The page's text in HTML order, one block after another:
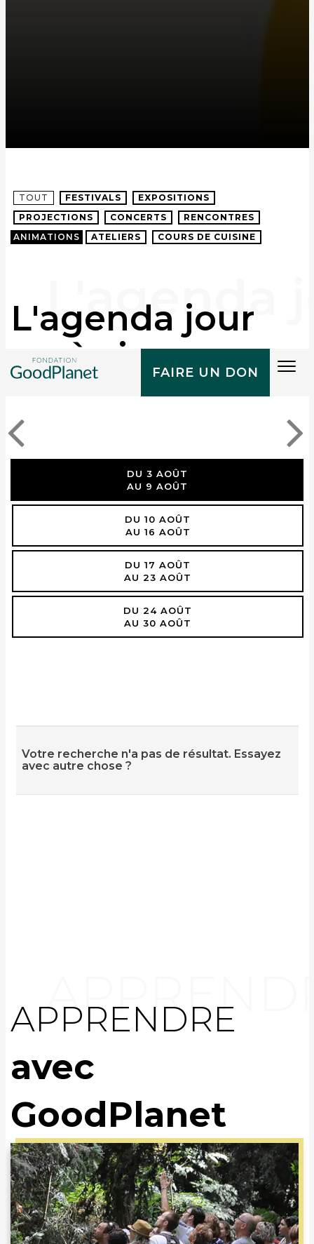
FAIRE UN DON
TOUT FESTIVALS
EXPOSITIONS
PROJECTIONS
CONCERTS
RENCONTRES
ANIMATIONS
ATELIERS COURS DE CUISINE
L'agenda jour
après jour
DU 3 AOÛT
AU 9 AOÛT
DU 10 AOÛT
AU 16 AOÛT
DU 17 AOÛT
AU 23 AOÛT
DU 24 AOÛT
AU 30 AOÛT
Votre recherche n'a pas de résultat. Essayez
avec autre chose ?
APPRENDRE
avec
GoodPlanet